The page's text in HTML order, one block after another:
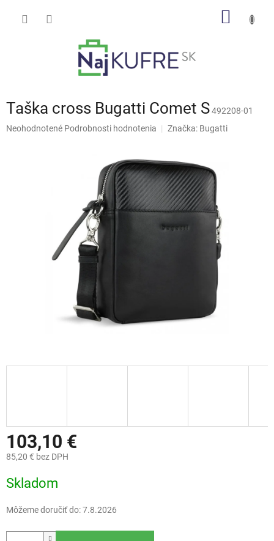
Taška cross Bugatti Comet S492208-01
Priemerné
Neohodnotené Podrobnosti hodnotenia Značka: Bugatti
103,10 €
85,20 € bez DPH
cena:
Skladom
Môžeme doručiť do:7.8.2026